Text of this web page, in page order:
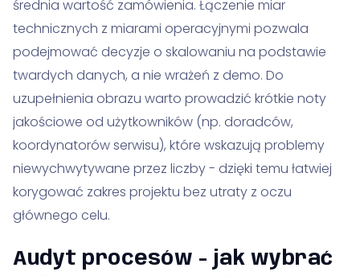
średnia wartość zamówienia. Łączenie miar
technicznych z miarami operacyjnymi pozwala
podejmować decyzje o skalowaniu na podstawie
twardych danych, a nie wrażeń z demo. Do
uzupełnienia obrazu warto prowadzić krótkie noty
jakościowe od użytkowników (np. doradców,
koordynatorów serwisu), które wskazują problemy
niewychwytywane przez liczby - dzięki temu łatwiej
korygować zakres projektu bez utraty z oczu
głównego celu.
Audyt procesów - jak wybrać